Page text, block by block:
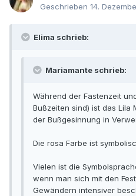
Geschrieben 14.
Elima schrieb:
Mariamante schrieb:
Während der Fastenzeit
Bußzeiten sind) ist das Lila
der Bußgesinnung in
Die rosa Farbe ist
Vielen ist die
wenn man sich mit den
Gewändern intensiver